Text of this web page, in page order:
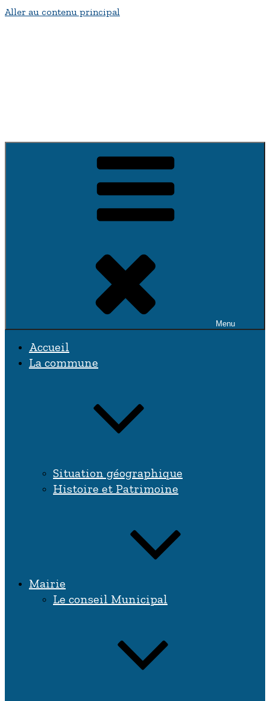
Aller au contenu principal
Menu
Accueil
La commune
Situation géographique
Histoire et Patrimoine
Mairie
Le conseil Municipal